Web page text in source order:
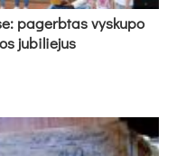
pa­gerb­tas vys­ku­po
ju­bi­lie­jus